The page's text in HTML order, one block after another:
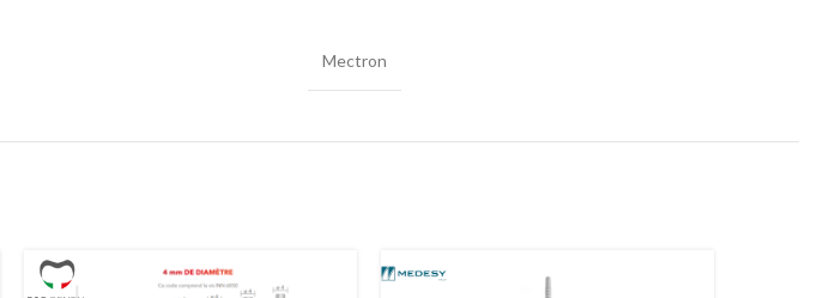
Mectron